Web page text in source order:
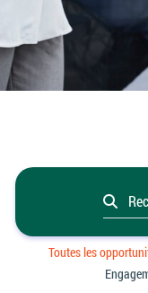
Toutes les